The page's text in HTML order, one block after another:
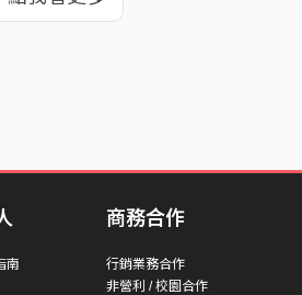
南
商務合作
行銷業務合作
非營利 / 校園合作